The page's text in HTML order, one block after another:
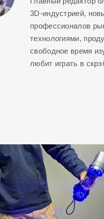
3D-индустрией,
профессионалов
технологиями,
свободное время
любит играть в